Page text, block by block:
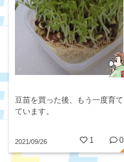
豆苗を買った後、もう一度育て
ています。
2021/09/26 1 0